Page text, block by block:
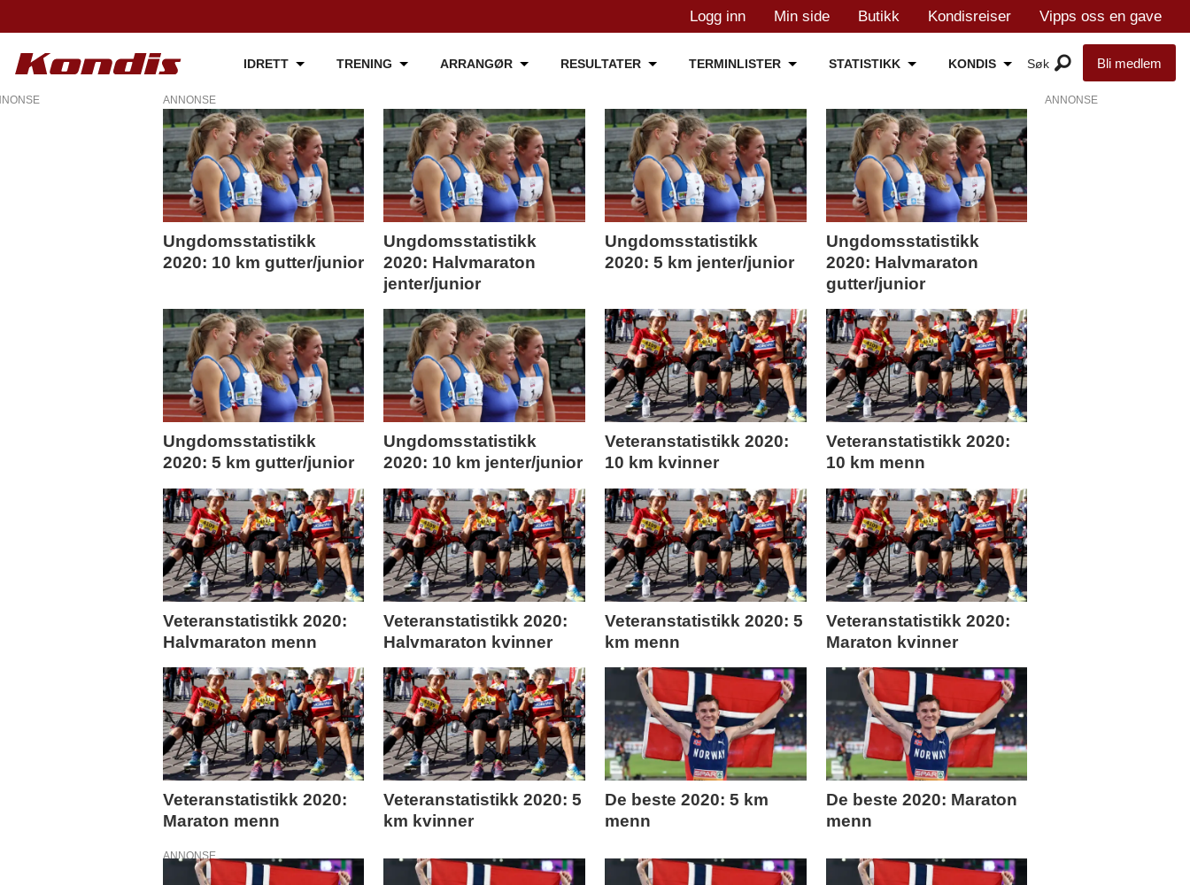
Logg inn Min side Butikk Kondisreiser Vipps oss en gave
IDRETT TRENING ARRANGØR RESULTATER TERMINLISTER STATISTIKK KONDIS Bli medlem
ANNONSE
Ungdomsstatistikk
2020: 10 km gutter/junior
Ungdomsstatistikk
2020: Halvmaraton
jenter/junior
Ungdomsstatistikk
2020: 5 km jenter/junior
Ungdomsstatistikk
2020: Halvmaraton
gutter/junior
Ungdomsstatistikk
2020: 5 km gutter/junior
Ungdomsstatistikk
2020: 10 km jenter/junior
Veteranstatistikk 2020:
10 km kvinner
Veteranstatistikk 2020:
10 km menn
Veteranstatistikk 2020:
Halvmaraton menn
Veteranstatistikk 2020:
Halvmaraton kvinner
Veteranstatistikk 2020: 5
km menn
Veteranstatistikk 2020:
Maraton kvinner
Veteranstatistikk 2020:
Maraton menn
Veteranstatistikk 2020: 5
km kvinner
De beste 2020: 5 km
menn
De beste 2020: Maraton
menn
ANNONSE
ANNONSE